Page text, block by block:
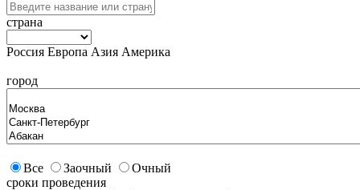
страна
Россия Европа Азия Америка
город
Все Заочный
Очный
сроки проведения